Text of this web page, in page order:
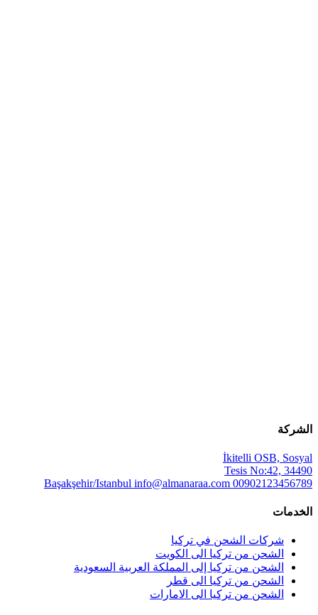
الشركة
İkitelli OSB, Sosyal
Tesis No:42, 34490
Başakşehir/Istanbul info@almanaraa.com 00902123456789
الخدمات
شركات الشحن في تركيا
الشحن من تركيا الى الكويت
الشحن من تركيا إلى المملكة العربية السعودية
الشحن من تركيا الى قطر
الشحن من تركيا الى الامارات